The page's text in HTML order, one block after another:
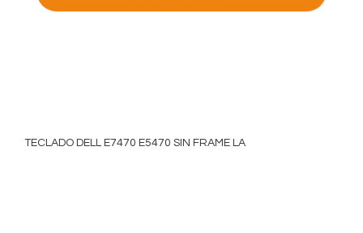
TECLADO DELL E7470 E5470 SIN FRAME LA